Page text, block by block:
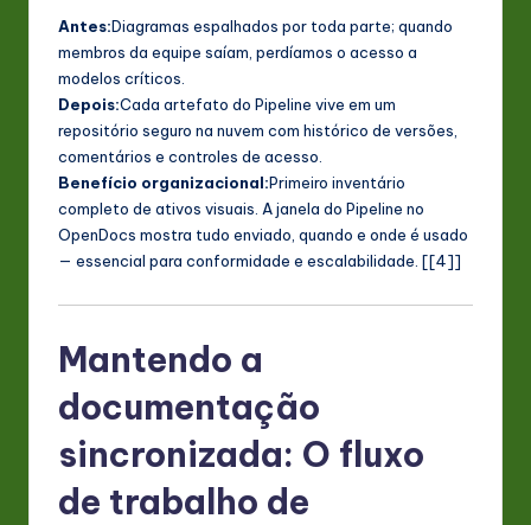
Antes:Diagramas espalhados por toda parte; quando
membros da equipe saíam, perdíamos o acesso a
modelos críticos.
Depois:Cada artefato do Pipeline vive em um
repositório seguro na nuvem com histórico de versões,
comentários e controles de acesso.
Benefício organizacional:Primeiro inventário
completo de ativos visuais. A janela do Pipeline no
OpenDocs mostra tudo enviado, quando e onde é usado
— essencial para conformidade e escalabilidade. [[4]]
Mantendo a
documentação
sincronizada: O fluxo
de trabalho de